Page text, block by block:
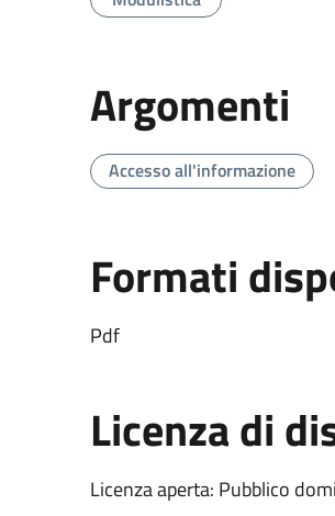
Argomenti
Accesso all'informazione
Formati
Pdf
Licenza di
Licenza aperta: Pubblico